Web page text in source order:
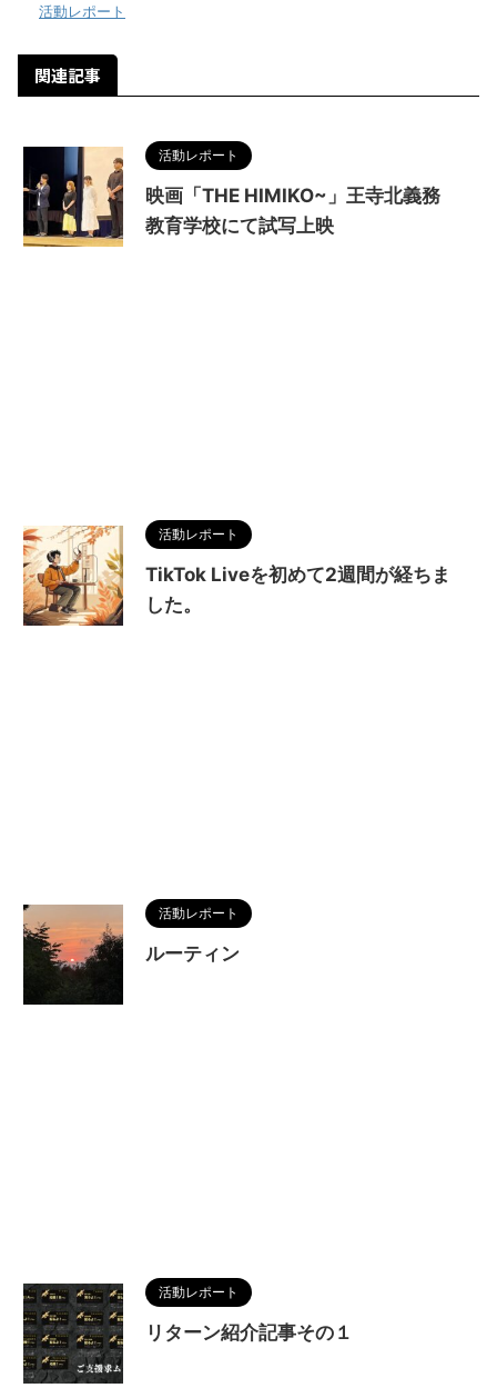
活動レポート
関連記事
活動レポート
映画「THE HIMIKO~」王寺北義務
教育学校にて試写上映
活動レポート
TikTok Liveを初めて2週間が経ちま
した。
活動レポート
ルーティン
活動レポート
リターン紹介記事その１